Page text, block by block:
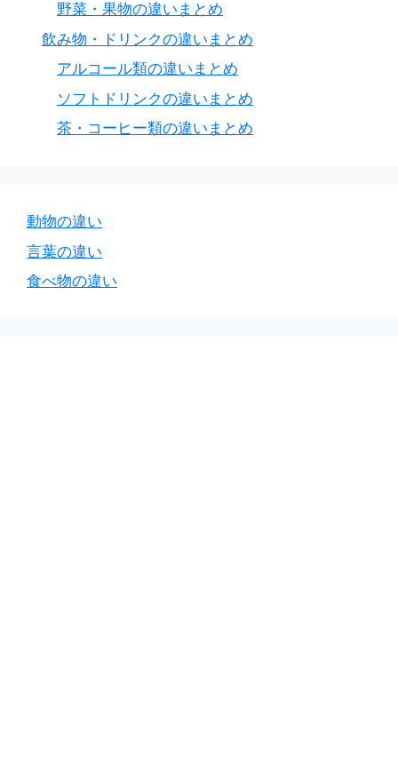
野菜・果物の違いまとめ
飲み物・ドリンクの違いまとめ
アルコール類の違いまとめ
ソフトドリンクの違いまとめ
茶・コーヒー類の違いまとめ
動物の違い
言葉の違い
食べ物の違い